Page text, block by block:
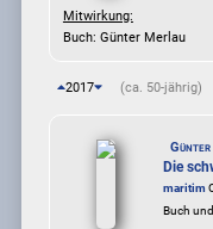
Mitwirkung:
Buch: Günter Merlau
2017 (ca. 50-jährig)
Die
maritim
Buch